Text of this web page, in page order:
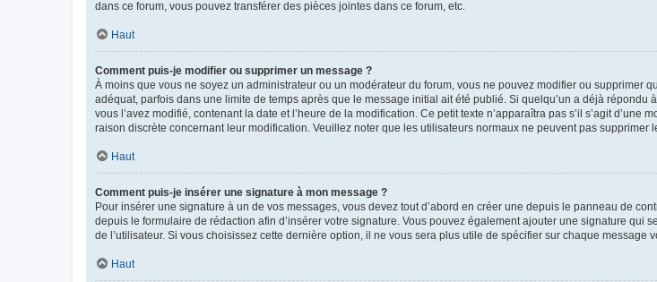
dans ce forum, vous pouvez transférer des pièces jointes dans ce forum, etc.
Haut
Comment puis-je modifier ou supprimer un message ?
À moins que vous ne soyez un administrateur ou un modérateur du forum, vous ne pouvez modifier ou supprimer
adéquat, parfois dans une limite de temps après que le message initial ait été publié. Si quelqu’un a déjà
vous l’avez modifié, contenant la date et l’heure de la modification. Ce petit texte n’apparaîtra pas s’il s’agit
raison discrète concernant leur modification. Veuillez noter que les utilisateurs normaux ne peuvent pas supprimer
Haut
Comment puis-je insérer une signature à mon message ?
Pour insérer une signature à un de vos messages, vous devez tout d’abord en créer une depuis le panneau de
depuis le formulaire de rédaction afin d’insérer votre signature. Vous pouvez également ajouter une signature
de l’utilisateur. Si vous choisissez cette dernière option, il ne vous sera plus utile de spécifier sur chaque message
Haut